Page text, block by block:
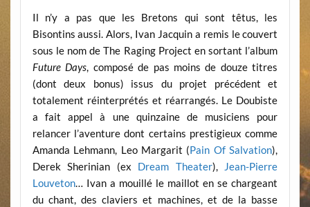
Il n’y a pas que les Bretons qui sont têtus, les
Bisontins aussi. Alors, Ivan Jacquin a remis le couvert
sous le nom de The Raging Project en sortant l’album
Future Days, composé de pas moins de douze titres
(dont deux bonus) issus du projet précédent et
totalement réinterprétés et réarrangés. Le Doubiste
a fait appel à une quinzaine de musiciens pour
relancer l’aventure dont certains prestigieux comme
Amanda Lehmann, Leo Margarit (Pain Of Salvation),
Derek Sherinian (ex Dream Theater), Jean-Pierre
Louveton… Ivan a mouillé le maillot en se chargeant
du chant, des claviers et machines, et de la basse